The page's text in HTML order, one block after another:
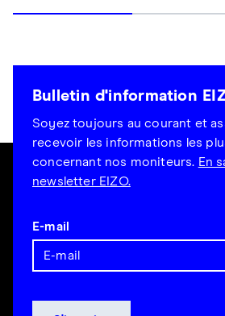
Bulletin d'information
Soyez toujours au courant et
recevoir les informations les
concernant nos moniteurs. En
newsletter EIZO.
E-mail